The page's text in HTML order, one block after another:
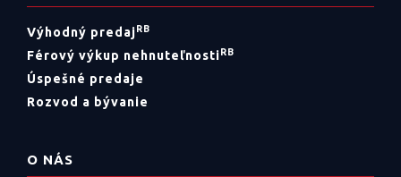
Výhodný predajRB
Férový výkup nehnuteľnostiRB
Úspešné predaje
Rozvod a bývanie
O NÁS